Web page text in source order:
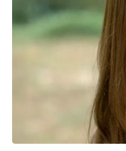
തസ്‌ലീം മൗലവി
വ്യക്തിയും
മാറാൻ കടുത്ത
ചെയ്തതായി
അതിക്രമം
പരിധിയിലുള്ള
സൌത്ത് ഈസ്റ്റ്